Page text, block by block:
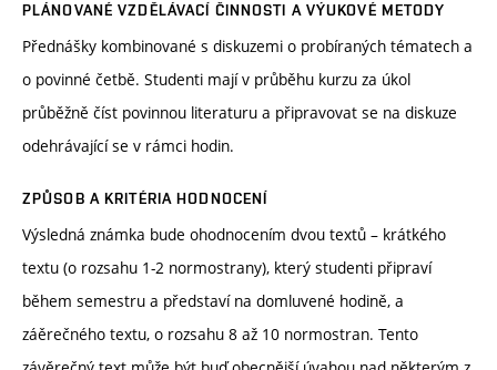
PLÁNOVANÉ VZDĚLÁVACÍ ČINNOSTI A VÝUKOVÉ METODY
Přednášky kombinované s diskuzemi o probíraných tématech a
o povinné četbě. Studenti mají v průběhu kurzu za úkol
průběžně číst povinnou literaturu a připravovat se na diskuze
odehrávající se v rámci hodin.
ZPŮSOB A KRITÉRIA HODNOCENÍ
Výsledná známka bude ohodnocením dvou textů – krátkého
textu (o rozsahu 1-2 normostrany), který studenti připraví
během semestru a představí na domluvené hodině, a
záěrečného textu, o rozsahu 8 až 10 normostran. Tento